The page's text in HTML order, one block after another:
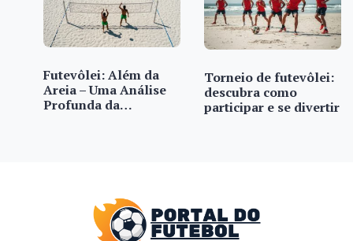
Futevôlei: Além da
Areia – Uma Análise
Profunda da…
Torneio de futevôlei:
descubra como
participar e se divertir